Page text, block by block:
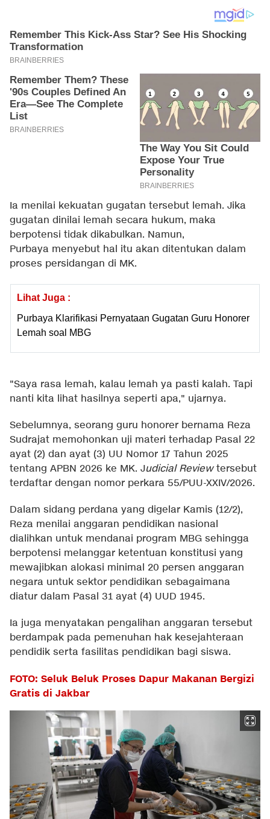
Ia menilai kekuatan gugatan tersebut lemah. Jika
gugatan dinilai lemah secara hukum, maka
berpotensi tidak dikabulkan. Namun,
Purbaya menyebut hal itu akan ditentukan dalam
proses persidangan di MK.
Lihat Juga :
Purbaya Klarifikasi Pernyataan Gugatan Guru Honorer
Lemah soal MBG
"Saya rasa lemah, kalau lemah ya pasti kalah. Tapi
nanti kita lihat hasilnya seperti apa," ujarnya.
Sebelumnya, seorang guru honorer bernama Reza
Sudrajat memohonkan uji materi terhadap Pasal 22
ayat (2) dan ayat (3) UU Nomor 17 Tahun 2025
tentang APBN 2026 ke MK. Judicial Reviewtersebut
terdaftar dengan nomor perkara 55/PUU-XXIV/2026.
Dalam sidang perdana yang digelar Kamis (12/2),
Reza menilai anggaran pendidikan nasional
dialihkan untuk mendanai program MBG sehingga
berpotensi melanggar ketentuan konstitusi yang
mewajibkan alokasi minimal 20 persen anggaran
negara untuk sektor pendidikan sebagaimana
diatur dalam Pasal 31 ayat (4) UUD 1945.
Ia juga menyatakan pengalihan anggaran tersebut
berdampak pada pemenuhan hak kesejahteraan
pendidik serta fasilitas pendidikan bagi siswa.
FOTO: Seluk Beluk Proses Dapur Makanan Bergizi
Gratis di Jakbar